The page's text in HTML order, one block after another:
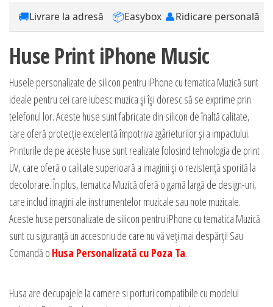
🚚Livrare la adresă 📦Easybox 👤Ridicare personală
Huse Print iPhone Music
Husele personalizate de silicon pentru iPhone cu tematica Muzică sunt
ideale pentru cei care iubesc muzica și își doresc să se exprime prin
telefonul lor. Aceste huse sunt fabricate din silicon de înaltă calitate,
care oferă protecție excelentă împotriva zgârieturilor și a impactului.
Printurile de pe aceste huse sunt realizate folosind tehnologia de print
UV, care oferă o calitate superioară a imaginii și o rezistență sporită la
decolorare. În plus, tematica Muzică oferă o gamă largă de design-uri,
care includ imagini ale instrumentelor muzicale sau note muzicale.
Aceste huse personalizate de silicon pentru iPhone cu tematica Muzică
sunt cu siguranță un accesoriu de care nu vă veți mai despărți! Sau
Comandă o Husa Personalizată cu Poza Ta.
Husa are decupajele la camere si porturi compatibile cu modelul